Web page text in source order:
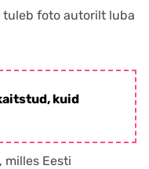
tuleb foto autorilt luba
kuid
milles Eesti